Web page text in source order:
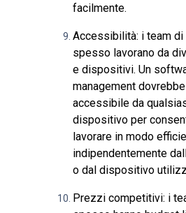
facilmente.
Accessibilità: i team di
spesso lavorano da
e dispositivi. Un
management
accessibile da
dispositivo per
lavorare in modo
indipendentemente
o dal dispositivo
Prezzi competitivi: i